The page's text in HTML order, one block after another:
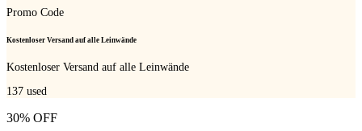
Promo Code
Kostenloser Versand auf alle Leinwände
Kostenloser Versand auf alle Leinwände
137 used
30% OFF